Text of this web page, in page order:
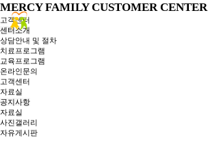
MERCY FAMILY CUSTOMER CENTER
고객센터
센터소개
상담안내 및 절차
치료프로그램
교육프로그램
온라인문의
고객센터
자료실
공지사항
자료실
사진갤러리
자유게시판